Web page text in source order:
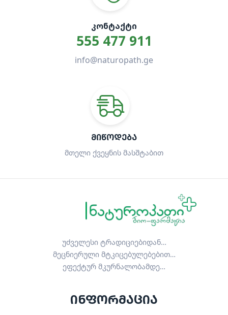
ᲙᲝᲜᲢᲐᲥᲢᲘ
555 477 911
info@naturopath.ge
ᲛᲘᲬᲝᲓᲔᲑᲐ
მთელი ქვეყნის მასშტაბით
უძველესი ტრადიციებიდან…
მეცნიერული მტკიცებულებებით…
ეფექტურ მკურნალობამდე…
ინფორმაცია